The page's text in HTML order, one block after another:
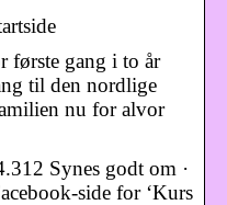
første gang i to år
til den nordlige
nu for alvor
Synes godt om ·
side for ‘Kurs